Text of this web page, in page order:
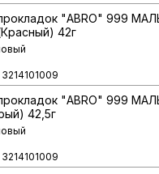
"ABRO" 999
42г
3214101009
"ABRO" 999
42,5г
3214101009